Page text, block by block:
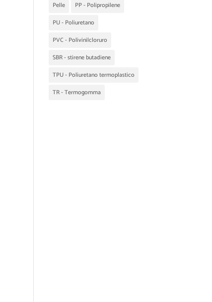
Pelle
PP - Polipropilene
PU - Poliuretano
PVC - Polivinilcloruro
SBR - stirene butadiene
TPU - Poliuretano termoplastico
TR - Termogomma